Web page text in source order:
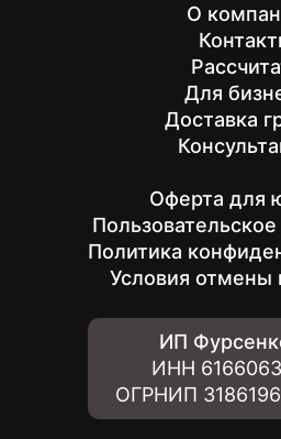
О
Для
Доставка
Оферта для
Политика
Условия отмены
ИП
ИНН
ОГРНИП